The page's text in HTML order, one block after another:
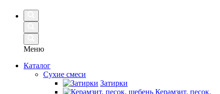
Меню
Каталог
Сухие смеси
Затирки
Керамзит, песок,